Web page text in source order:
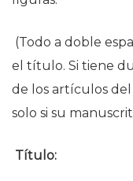
(Todo a doble
el título. Si tiene
de los artículos del
solo si su
Título: